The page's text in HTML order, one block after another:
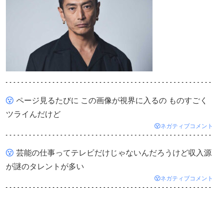
ページ見るたびに この画像が視界に入るの ものすごく
ツライんだけど
ネガティブコメント
芸能の仕事ってテレビだけじゃないんだろうけど収入源
が謎のタレントが多い
ネガティブコメント